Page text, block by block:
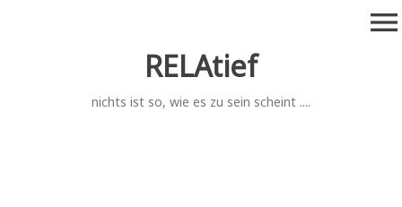
RELAtief
nichts ist so, wie es zu sein scheint ....
menu